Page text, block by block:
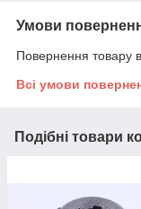
Умови
Повернення товару
Всі умови
Подібні товари